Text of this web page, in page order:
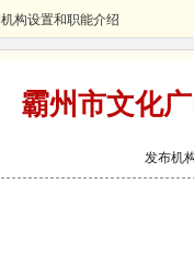
构设置和职能介绍
霸州市文化
发布机